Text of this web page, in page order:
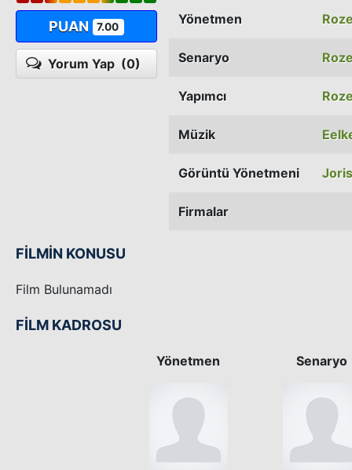
PUAN 7.00
Yorum Yap (0)
Yönetmen
Senaryo
Yapımcı
Müzik
Görüntü Yönetmeni
Firmalar
FİLMİN KONUSU
Film Bulunamadı
FİLM KADROSU
Yönetmen Senaryo